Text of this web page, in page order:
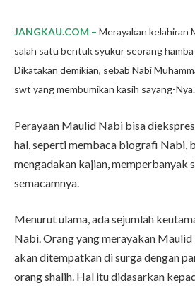
JANGKAU.COM – Merayakan kelahiran
salah satu bentuk syukur seorang
Dikatakan demikian, sebab Nabi
swt yang membumikan kasih sayang-Nya.
Perayaan Maulid Nabi bisa
hal, seperti membaca biografi Nabi,
mengadakan kajian, memperbanyak
semacamnya.
Menurut ulama, ada sejumlah
Nabi. Orang yang merayakan
akan ditempatkan di surga dengan
orang shalih. Hal itu didasarkan